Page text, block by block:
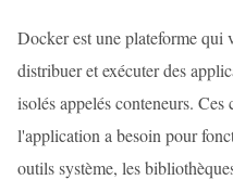
Docker est une plateforme qui
distribuer et exécuter des
isolés appelés conteneurs.
l'application a besoin pour
outils système, les